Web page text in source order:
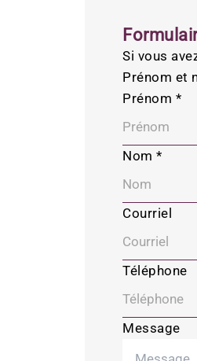
Si vous
Prénom et
Prénom *
Nom*
Courriel
Téléphone
Message